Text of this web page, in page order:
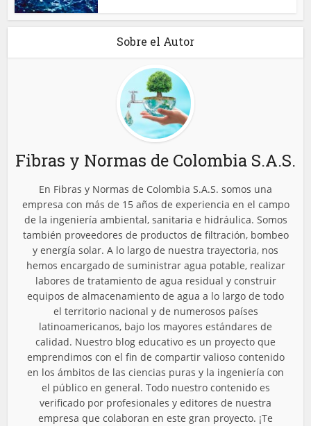
Sobre el Autor
Fibras y Normas de Colombia S.A.S.
En Fibras y Normas de Colombia S.A.S. somos una
empresa con más de 15 años de experiencia en el campo
de la ingeniería ambiental, sanitaria e hidráulica. Somos
también proveedores de productos de filtración, bombeo
y energía solar. A lo largo de nuestra trayectoria, nos
hemos encargado de suministrar agua potable, realizar
labores de tratamiento de agua residual y construir
equipos de almacenamiento de agua a lo largo de todo
el territorio nacional y de numerosos países
latinoamericanos, bajo los mayores estándares de
calidad. Nuestro blog educativo es un proyecto que
emprendimos con el fin de compartir valioso contenido
en los ámbitos de las ciencias puras y la ingeniería con
el público en general. Todo nuestro contenido es
verificado por profesionales y editores de nuestra
empresa que colaboran en este gran proyecto. ¡Te